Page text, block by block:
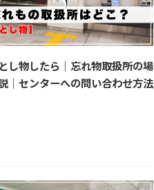
し物したら｜忘れ物取扱所の場
｜センターへの問い合わせ方法